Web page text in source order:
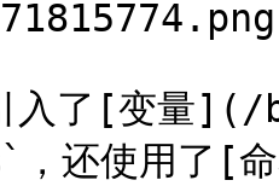
入了[变量
，还使用